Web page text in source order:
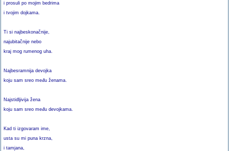
i prosuli po mojim bedrima
i tvojim dojkama.
Ti si najbeskonačnije,
najubitačnije nebo
kraj mog rumenog uha.
Najbesramnija devojka
koju sam sreo među ženama.
Najstidljivija žena
koju sam sreo među devojkama.
Kad ti izgovaram ime,
usta su mi puna krzna,
i tamjana,